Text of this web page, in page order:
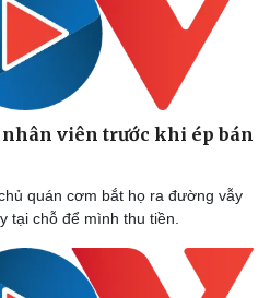
nhân viên trước khi ép bán
quán cơm bắt họ ra đường vẫy
tại chỗ để mình thu tiền.